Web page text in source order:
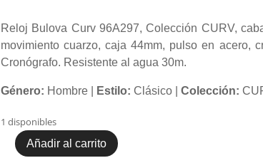
original
era:
$ 6.000.000.
actual
es:
$
Reloj Bulova Curv 96A297, Colección CURV,
movimiento cuarzo, caja 44mm, pulso en acero,
Cronógrafo. Resistente al agua 30m.
Género: Hombre | Estilo: Clásico | Colección:
1 disponibles
Reloj
Añadir al carrito